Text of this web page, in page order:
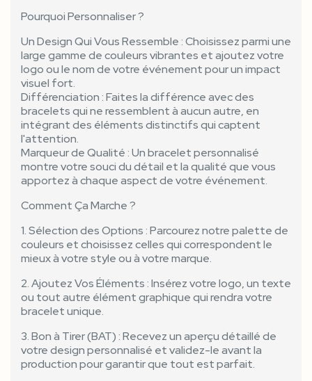
Pourquoi Personnaliser ?
Un Design Qui Vous Ressemble : Choisissez parmi une
large gamme de couleurs vibrantes et ajoutez votre
logo ou le nom de votre événement pour un impact
visuel fort.
Différenciation : Faites la différence avec des
bracelets qui ne ressemblent à aucun autre, en
intégrant des éléments distinctifs qui captent
l'attention.
Marqueur de Qualité : Un bracelet personnalisé
montre votre souci du détail et la qualité que vous
apportez à chaque aspect de votre événement.
Comment Ça Marche ?
1. Sélection des Options : Parcourez notre palette de
couleurs et choisissez celles qui correspondent le
mieux à votre style ou à votre marque.
2. Ajoutez Vos Éléments : Insérez votre logo, un texte
ou tout autre élément graphique qui rendra votre
bracelet unique.
3. Bon à Tirer (BAT) : Recevez un aperçu détaillé de
votre design personnalisé et validez-le avant la
production pour garantir que tout est parfait.